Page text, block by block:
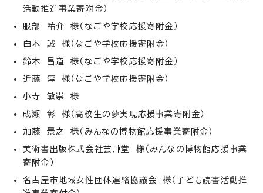
活動推進事業寄附金）
服部 祐介 様（なごや学校応援寄附金）
白木 誠 様（なごや学校応援寄附金）
鈴木 昌道 様（なごや学校応援寄附金）
近藤 淳 様（なごや学校応援寄附金）
小寺 敏崇 様
成瀬 彰 様（高校生の夢実現応援事業寄附金）
加藤 景之 様（みんなの博物館応援事業寄附金）
美術書出版株式会社芸艸堂 様（みんなの博物館応援事業
寄附金）
名古屋市地域女性団体連絡協議会 様（子ども読書活動推